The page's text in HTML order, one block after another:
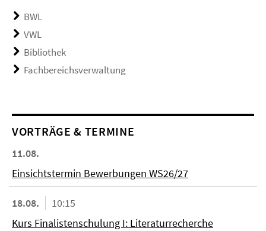
BWL
VWL
Bibliothek
Fachbereichsverwaltung
VORTRÄGE & TERMINE
11.08.
Einsichtstermin Bewerbungen WS26/27
18.08.
10:15
Kurs Finalistenschulung I: Literaturrecherche